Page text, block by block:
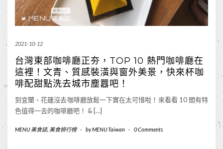
2021-10-12
台灣東部咖啡廳正夯，TOP 10 熱門咖啡廳在
這裡！文青、質感裝潢與窗外美景，快來杯咖
啡配甜點洗去城市塵囂吧！
到宜蘭、花蓮沒去咖啡廳放鬆一下實在太可惜啦！來看看 10 間有特
色值得一去的咖啡廳吧！ & […]
MENU 美食誌, 美食排行榜 - byMENU Taiwan - 0 Comments